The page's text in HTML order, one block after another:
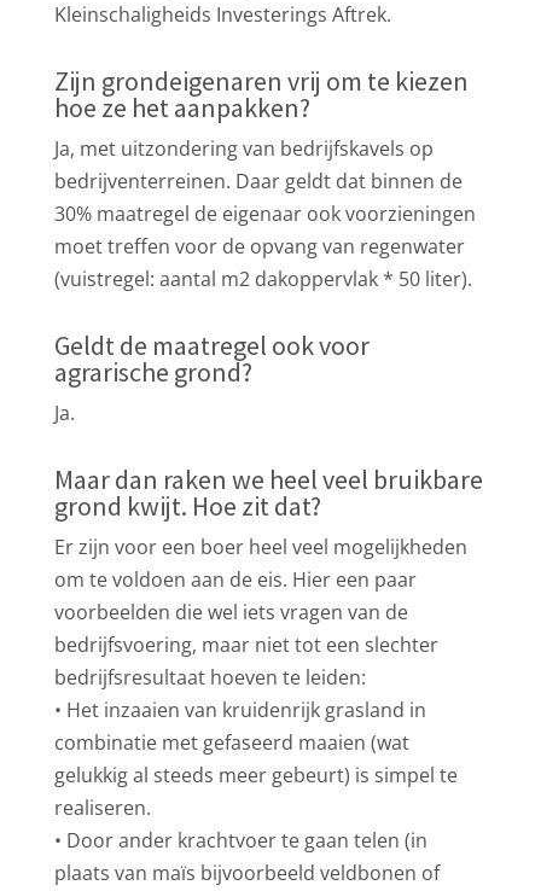
Kleinschaligheids Investerings Aftrek.
Zijn grondeigenaren vrij om te kiezen
hoe ze het aanpakken?
Ja, met uitzondering van bedrijfskavels op
bedrijventerreinen. Daar geldt dat binnen de
30% maatregel de eigenaar ook voorzieningen
moet treffen voor de opvang van regenwater
(vuistregel: aantal m2 dakoppervlak * 50 liter).
Geldt de maatregel ook voor
agrarische grond?
Ja.
Maar dan raken we heel veel bruikbare
grond kwijt. Hoe zit dat?
Er zijn voor een boer heel veel mogelijkheden
om te voldoen aan de eis. Hier een paar
voorbeelden die wel iets vragen van de
bedrijfsvoering, maar niet tot een slechter
bedrijfsresultaat hoeven te leiden:
• Het inzaaien van kruidenrijk grasland in
combinatie met gefaseerd maaien (wat
gelukkig al steeds meer gebeurt) is simpel te
realiseren.
• Door ander krachtvoer te gaan telen (in
plaats van maïs bijvoorbeeld veldbonen of